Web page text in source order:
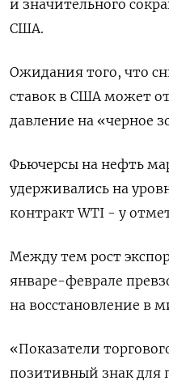
и значительного
США.
Ожидания того, что
ставок в США может
давление на «черное
Фьючерсы на нефть
удерживались на
контракт WTI - у
Между тем рост
январе-феврале
на восстановление в
«Показатели
позитивный знак для